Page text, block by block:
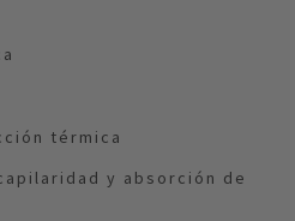
térmica
y absorción de